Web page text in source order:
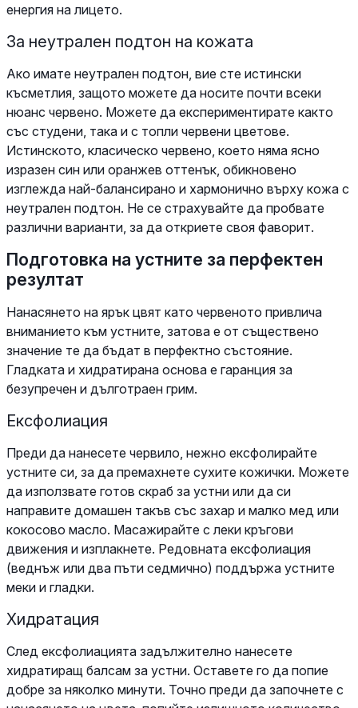
енергия на лицето.
За неутрален подтон на кожата
Ако имате неутрален подтон, вие сте истински
късметлия, защото можете да носите почти всеки
нюанс червено. Можете да експериментирате както
със студени, така и с топли червени цветове.
Истинското, класическо червено, което няма ясно
изразен син или оранжев оттенък, обикновено
изглежда най-балансирано и хармонично върху кожа с
неутрален подтон. Не се страхувайте да пробвате
различни варианти, за да откриете своя фаворит.
Подготовка на устните за перфектен
резултат
Нанасянето на ярък цвят като червеното привлича
вниманието към устните, затова е от съществено
значение те да бъдат в перфектно състояние.
Гладката и хидратирана основа е гаранция за
безупречен и дълготраен грим.
Ексфолиация
Преди да нанесете червило, нежно ексфолирайте
устните си, за да премахнете сухите кожички. Можете
да използвате готов скраб за устни или да си
направите домашен такъв със захар и малко мед или
кокосово масло. Масажирайте с леки кръгови
движения и изплакнете. Редовната ексфолиация
(веднъж или два пъти седмично) поддържа устните
меки и гладки.
Хидратация
След ексфолиацията задължително нанесете
хидратиращ балсам за устни. Оставете го да попие
добре за няколко минути. Точно преди да започнете с